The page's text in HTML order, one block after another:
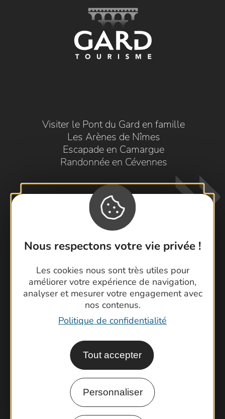
Nous respectons votre vie privée !
Les cookies nous sont très utiles pour
améliorer votre expérience de navigation,
analyser et mesurer votre engagement avec
nos contenus.
Politique de confidentialité
Tout accepter
Personnaliser
Visiter le Pont du Gard en famille
Les Arènes de Nîmes
Escapade en Camargue
Randonnée en Cévennes
Contactez-nous !
Foire aux questions
Brochures
Cartoguides et Topoguides
Latitude Gard